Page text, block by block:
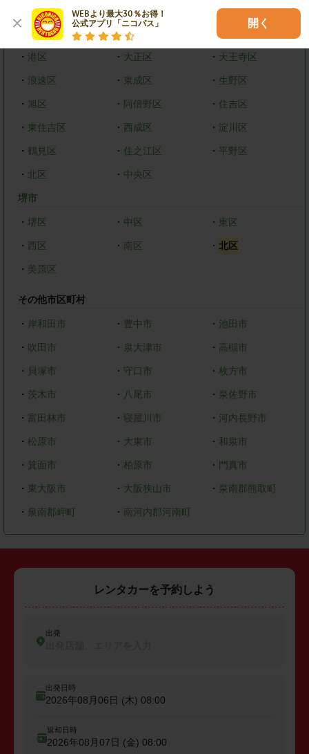
WEBより最大30％お得！
公式アプリ「ニコパス」
開く
大阪市
都島区 ・ 福島区 ・
・ 港区 ・ 大正区 ・ 天王寺区
・ 浪速区 ・ 東成区 ・ 生野区
・ 旭区 ・ 阿倍野区 ・ 住吉区
・ 東住吉区 ・ 西成区 ・ 淀川区
・ 鶴見区 ・ 住之江区 ・平野区
・ 北区 ・ 中央区
堺市
・ 堺区 ・ 中区 ・ 東区
・ 西区 ・ 南区 ・北区
・ 美原区
その他市区町村
・ 岸和田市 ・ 豊中市 ・ 池田市
・ 吹田市 ・ 泉大津市 ・ 高槻市
・ 貝塚市 ・ 守口市 ・枚方市
・ 茨木市 ・ 八尾市 ・ 泉佐野市
・ 富田林市 ・ 寝屋川市 ・ 河内長野市
・ 松原市 ・ 大東市 ・ 和泉市
・ 箕面市 ・ 柏原市 ・ 門真市
・ 東大阪市 ・ 大阪狭山市 ・ 泉南郡熊取町
・ 泉南郡岬町 ・ 南河内郡河南町
レンタカーを予約しよう
出発
出発日時
2026年08月06日 (木) 08:00
返却日時
2026年08月07日 (金) 08:00